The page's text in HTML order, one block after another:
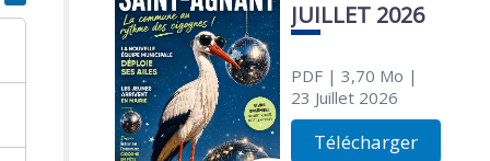
JUILLET 2026
PDF| 3,70 Mo |
23 Juillet 2026
Télécharger